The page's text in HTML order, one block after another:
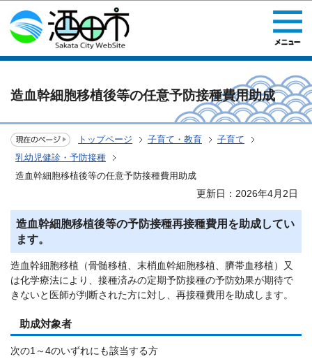
このページの本文へ移動
造血幹細胞移植後等の任意予防接種費用助成
トップページ 子育て・教育
子育て
乳幼児健診・予防接種
造血幹細胞移植後等の任意予防接種費用助成
更新日：2026年4月2日
造血幹細胞移植後等の予防接種再接種費用を助成してい
ます。
造血幹細胞移植（骨髄移植、末梢血幹細胞移植、臍帯血移植）又
は化学療法により、接種済みの定期予防接種の予防効果が期待で
きないと医師が判断された方に対し、再接種費用を助成します。
助成対象者
次の1～4のいずれにも該当する方